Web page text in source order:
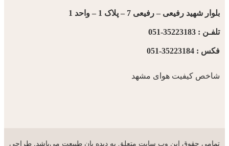
بلوار شهید رفیعی – رفیعی 7 – پلاک 1 – واحد 1
تلفـن : 35223183-051
فکس : 35223184-051
شاخص کیفیت هوای مشهد
تمامی حقوق این وب سایت متعلق به دیده بان طبیعت می‌باشد. طراحی